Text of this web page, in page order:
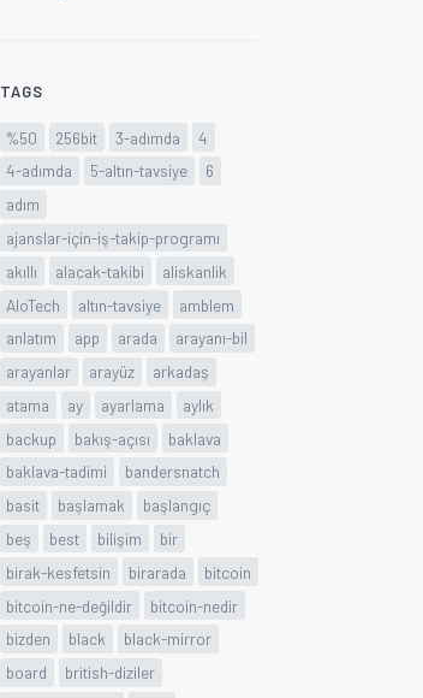
TAGS
%50 256bit 3-adımda
4
4-adımda
5-altın-tavsiye
6
adım
ajanslar-için-iş-takip-programı
akıllı
alacak-takibi
aliskanlik
AloTech
altın-tavsiye
amblem
anlatım
app arada
arayanı-bil
arayanlar
arayüz
arkadaş
atama
ay ayarlama
aylık
backup
bakış-açısı
baklava
baklava-tadimi
bandersnatch
basit
başlamak
başlangıç
beş
best bilişim
bir
birak-kesfetsin
birarada
bitcoin
bitcoin-ne-değildir
bitcoin-nedir
bizden
black
black-mirror
board
british-diziler